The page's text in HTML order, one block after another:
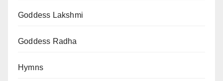
Goddess Lakshmi
Goddess Radha
Hymns